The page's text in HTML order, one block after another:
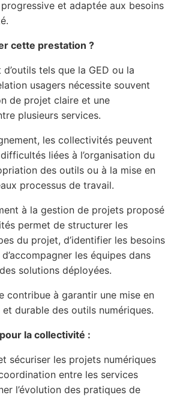
et adaptée aux besoins
cette prestation ?
tels que la GED ou la
usagers nécessite souvent
de projet claire et une
plusieurs services.
les collectivités peuvent
liées à l’organisation du
des outils ou à la mise en
processus de travail.
à la gestion de projets proposé
permet de structurer les
du projet, d’identifier les besoins
les équipes dans
solutions déployées.
contribue à garantir une mise en
durable des outils numériques.
la collectivité :
sécuriser les projets numériques
entre les services
l’évolution des pratiques de